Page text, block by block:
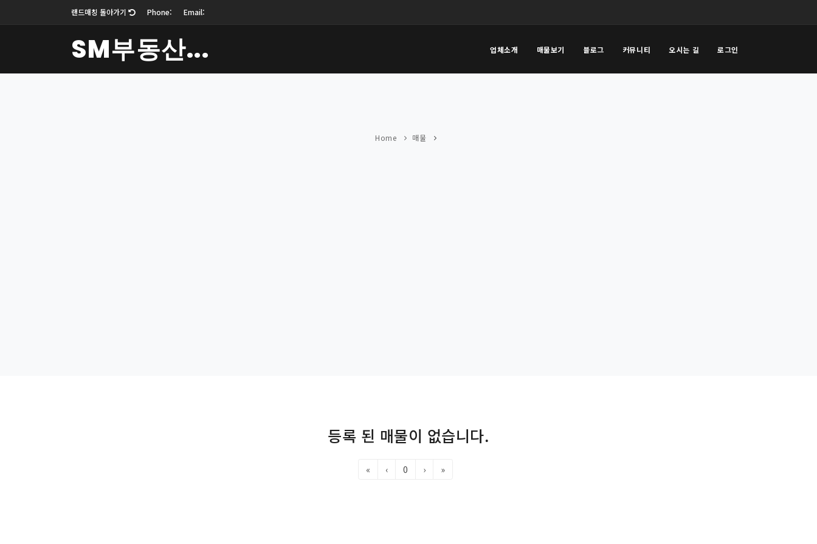
랜드매칭 돌아가기 Phone: Email:
SM부동산... 업체소개 매물보기 블로그 커뮤니티 오시는 길 로그인
Home 매물
등록 된 매물이 없습니다.
« ‹ 0 › »